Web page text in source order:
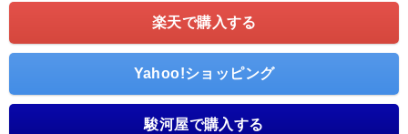
楽天で購入する
Yahoo!ショッピング
駿河屋で購入する